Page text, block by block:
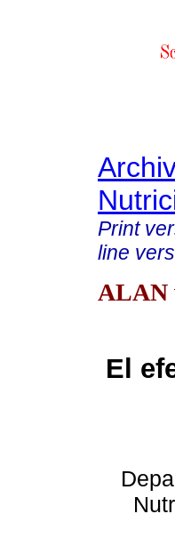
Print
line
ALAN
El